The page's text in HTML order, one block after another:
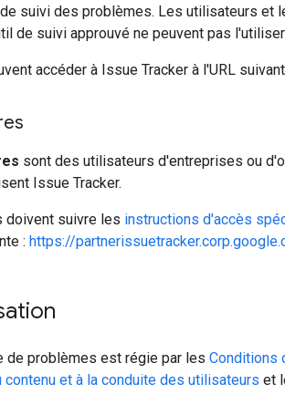
de suivi des problèmes. Les utilisateurs
de suivi approuvé ne peuvent pas
accéder à Issue Tracker à l'URL
sont des utilisateurs d'entreprises ou
Issue Tracker.
doivent suivre les instructions d'accès
: https://
de problèmes est régie par les Conditions
contenu et à la conduite des utilisateurs et